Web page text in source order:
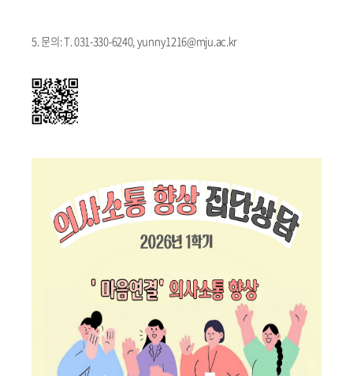
5. 문의: T. 031-330-6240, yunny1216@mju.ac.kr